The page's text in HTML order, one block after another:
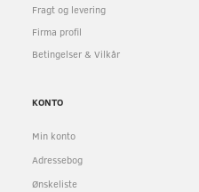
Fragt og levering
Firma profil
Betingelser & Vilkår
KONTO
Min konto
Adressebog
Ønskeliste